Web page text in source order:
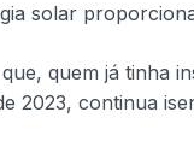
solar
quem já tinha
2023, continua